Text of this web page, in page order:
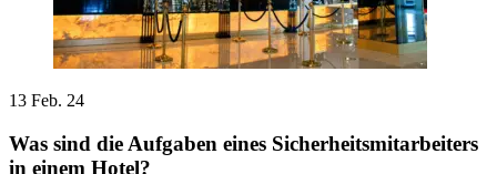
13 Feb. 24
Was sind die Aufgaben eines Sicherheitsmitarbeiters
in einem Hotel?